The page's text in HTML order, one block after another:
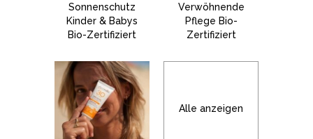
Sonnenschutz
Kinder & Babys
Bio-Zertifiziert
Verwöhnende
Pflege Bio-
Zertifiziert
Alle anzeigen